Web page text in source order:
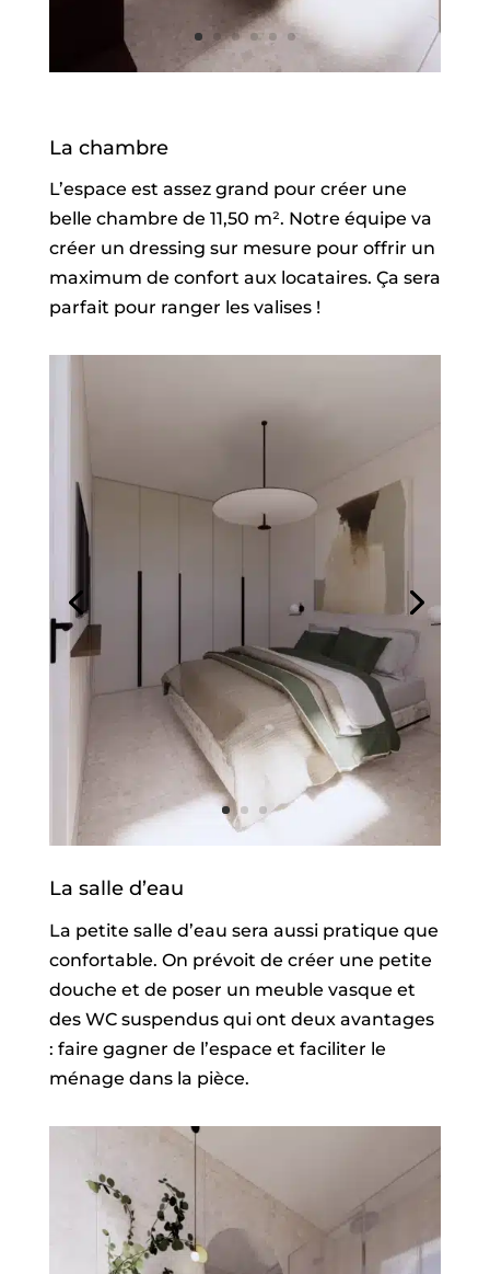
La chambre
L’espace est assez grand pour créer une
belle chambre de 11,50 m². Notre équipe va
créer un dressing sur mesure pour offrir un
maximum de confort aux locataires. Ça sera
parfait pour ranger les valises !
La salle d’eau
La petite salle d’eau sera aussi pratique que
confortable. On prévoit de créer une petite
douche et de poser un meuble vasque et
des WC suspendus qui ont deux avantages
: faire gagner de l’espace et faciliter le
ménage dans la pièce.